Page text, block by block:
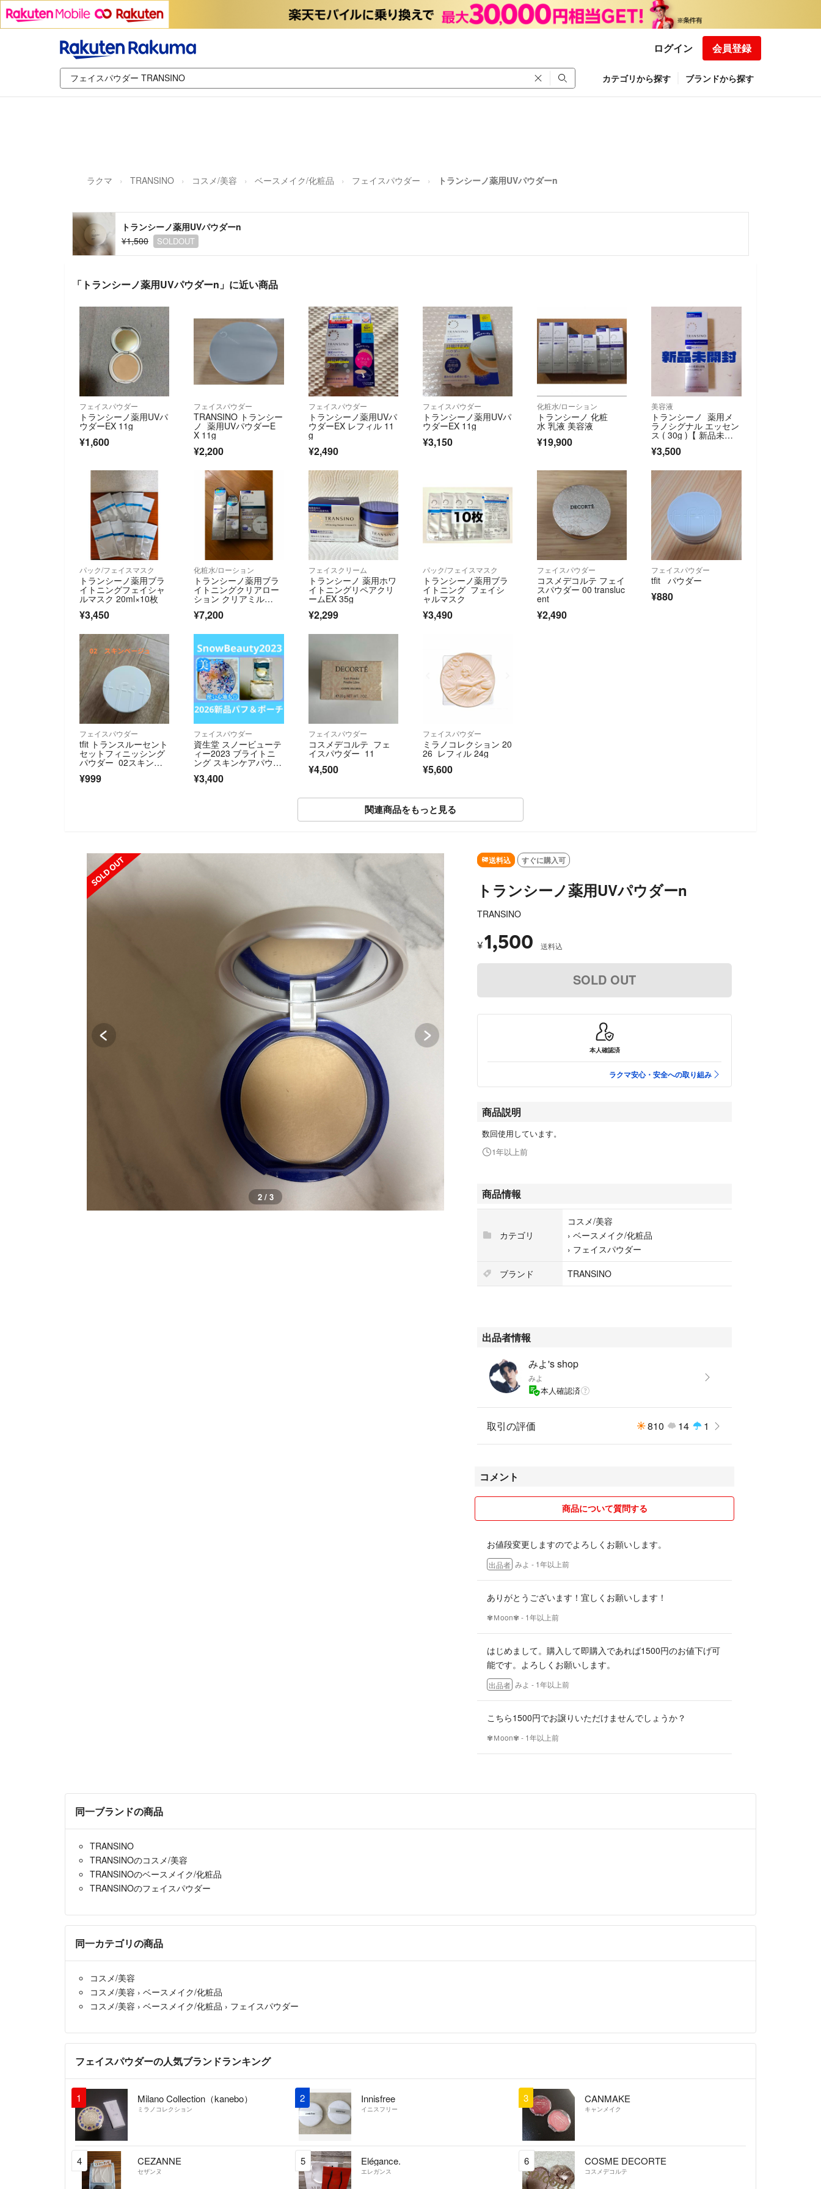
ログイン 会員登録
カテゴリから探す ブランドから探す
ラクマ TRANSINO コスメ/美容 ベースメイク/化粧品 フェイスパウダー トランシーノ薬用UVパウダーn
トランシーノ薬用UVパウダーn
¥1,500
SOLDOUT
「トランシーノ薬用UVパウダーn」に近い商品
フェイスパウダー
トランシーノ薬用UVパ
ウダーEX 11g
¥1,600
フェイスパウダー
TRANSINO トランシー
ノ 薬用UVパウダーE
X 11g
¥2,200
フェイスパウダー
トランシーノ薬用UVパ
ウダーEX レフィル 11
g
¥2,490
フェイスパウダー
トランシーノ薬用UVパ
ウダーEX 11g
¥3,150
化粧水/ローション
トランシーノ 化粧
水 乳液 美容液
¥19,900
美容液
トランシーノ 薬用メ
ラノシグナル エッセン
ス ( 30g )【 新品未開
封 】
¥3,500
パック/フェイスマスク
トランシーノ薬用ブラ
イトニングフェイシャ
ルマスク 20ml×10枚
¥3,450
化粧水/ローション
トランシーノ薬用ブラ
イトニングクリアロー
ション クリアミル
¥7,200
フェイスクリーム
トランシーノ 薬用ホワ
イトニングリペアクリ
ームEX 35g
¥2,299
パック/フェイスマスク
トランシーノ薬用ブラ
イトニング フェイシ
ャルマスク
¥3,490
フェイスパウダー
コスメデコルテ フェイ
スパウダー 00 transluc
ent
¥2,490
フェイスパウダー
tfit パウダー
¥880
フェイスパウダー
tfit トランスルーセント
セットフィニッシング
パウダー 02スキンベ
¥999
フェイスパウダー
資生堂 スノービューテ
ィー2023 ブライトニ
ング スキンケアパウダ
6新品パフ＆ポーチ付
¥3,400
フェイスパウダー
コスメデコルテ フェ
イスパウダー 11
¥4,500
フェイスパウダー
ミラノコレクション 20
26 レフィル 24g
¥5,600
関連商品をもっと見る
3 / 3
送料込 すぐに購入可
トランシーノ薬用UVパウダーn
TRANSINO
¥1,500 送料込
SOLD OUT
本人確認済
ラクマ安心・安全への取り組み
商品説明
数回使用しています。
1年以上前
商品情報
カテゴリ
コスメ/美容
› ベースメイク/化粧品
› フェイスパウダー
ブランド
TRANSINO
出品者情報
みよ's shop
みよ
本人確認済
取引の評価 810 14 1
コメント
商品について質問する
お値段変更しますのでよろしくお願いします。
出品者 みよ - 1年以上前
ありがとうございます！宜しくお願いします！
✾Ｍoon✾ - 1年以上前
はじめまして。購入して即購入であれば1500円のお値下げ可
能です。よろしくお願いします。
出品者 みよ - 1年以上前
こちら1500円でお譲りいただけませんでしょうか？
✾Ｍoon✾ - 1年以上前
同一ブランドの商品
TRANSINO
TRANSINOのコスメ/美容
TRANSINOのベースメイク/化粧品
TRANSINOのフェイスパウダー
同一カテゴリの商品
コスメ/美容
コスメ/美容 › ベースメイク/化粧品
コスメ/美容 › ベースメイク/化粧品 › フェイスパウダー
フェイスパウダーの人気ブランドランキング
1 Milano Collection（kanebo）
ミラノコレクション
2 Innisfree
イニスフリー
3 CANMAKE
キャンメイク
4 CEZANNE
セザンヌ
5 Elégance.
エレガンス
6 COSME DECORTE
コスメデコルテ